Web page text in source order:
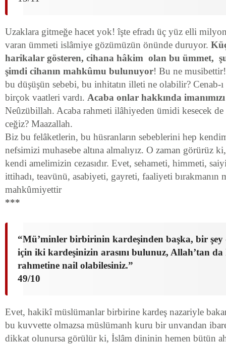
Uzaklara gitmeğe hacet yok! îşte efradı üç yüz elli
varan ümmeti islâmiye gözümüzün önünde duruyor.
harikalar gösteren, cihana hâkim olan bu ümmet,
şimdi cihanın mahkûmu bulunuyor! Bu ne
bu düşüşün sebebi, bu inhitatın illeti ne olabilir? Cenab-ı
birçok vaatleri vardı. Acaba onlar hakkında
Neûzübillah. Acaba rahmeti ilâhiyeden ümidi kesecek de
ceğiz? Maazallah.
Biz bu felâketlerin, bu hüsranların sebeblerini hep
nefsimizi muhasebe altına almalıyız. O zaman görürüz
kendi amelimizin cezasıdır. Evet, sehameti, himmeti,
ittihadı, teavünü, asabiyeti, gayreti, faaliyeti bırakmanın
mahkûmiyettir
***
“Mü’minler birbirinin kardeşinden başka, bir
için iki kardeşinizin arasını bulunuz, Allah’tan
rahmetine nail olabilesiniz.”
49/10
Evet, hakikî müslümanlar birbirine kardeş nazariyle
bu kuvvette olmazsa müslümanh kuru bir unvandan
dikkat olunursa görülür ki, İslâm dininin hemen bütün